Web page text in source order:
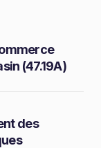
(47.19A)
des